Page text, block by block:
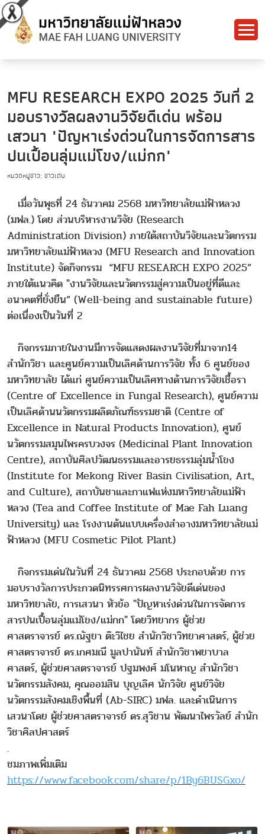
MFU RESEARCH EXPO 2025 วันที่ 2
มอบรางวัลผลงานวิจัยดีเด่น พร้อม
เสวนา "ปัญหาเร่งด่วนในการจัดการสาร
ปนเปื้อนลุ่มแม่โขง/แม่กก"
หมวดหมู่ข่าว: ข่าวเด่น
เมื่อวันพุธที่ 24 ธันวาคม 2568 มหาวิทยาลัยแม่ฟ้าหลวง
(มฟล.) โดย ส่วนบริหารงานวิจัย (Research
Administration Division) ภายใต้สถาบันวิจัยและนวัตกรรม
มหาวิทยาลัยแม่ฟ้าหลวง (MFU Research and Innovation
Institute) จัดกิจกรรม “MFU RESEARCH EXPO 2025”
ภายใต้แนวคิด "งานวิจัยและนวัตกรรมสู่ความเป็นอยู่ที่ดีและ
อนาคตที่ยั่งยืน” (Well-being and sustainable future)
ต่อเนื่องเป็นวันที่ 2
กิจกรรมภายในงานมีการจัดแสดงผลงานวิจัยที่มาจาก14
สำนักวิชา และศูนย์ความเป็นเลิศด้านการวิจัย ทั้ง 6 ศูนย์ของ
มหาวิทยาลัย ได้แก่ ศูนย์ความเป็นเลิศทางด้านการวิจัยเชื้อรา
(Centre of Excellence in Fungal Research), ศูนย์ความ
เป็นเลิศด้านนวัตกรรมผลิตภัณฑ์ธรรมชาติ (Centre of
Excellence in Natural Products Innovation), ศูนย์
นวัตกรรมสมุนไพรครบวงจร (Medicinal Plant Innovation
Centre), สถาบันศิลปวัฒนธรรมและอารยธรรมลุ่มน้ำโขง
(Institute for Mekong River Basin Civilisation, Art,
and Culture), สถาบันชาและกาแฟแห่งมหาวิทยาลัยแม่ฟ้า
หลวง (Tea and Coffee Institute of Mae Fah Luang
University) และ โรงงานต้นแบบเครื่องสำอางมหาวิทยาลัยแม่
ฟ้าหลวง (MFU Cosmetic Pilot Plant)
กิจกรรมเด่นในวันที่ 24 ธันวาคม 2568 ประกอบด้วย การ
มอบรางวัลการประกวดนิทรรศการผลงานวิจัยดีเด่นของ
มหาวิทยาลัย, การเสวนา หัวข้อ "ปัญหาเร่งด่วนในการจัดการ
สารปนเปื้อนลุ่มแม่โขง/แม่กก" โดยวิทยากร ผู้ช่วย
ศาสตราจารย์ ดร.ณัฐยา ต๊ะวิไชย สำนักวิชาวิทยาศาสตร์, ผู้ช่วย
ศาสตราจารย์ ดร.เกศมณี มูลปานันท์ สำนักวิชาพยาบาล
ศาสตร์, ผู้ช่วยศาสตราจารย์ ปฐมพงศ์ มโนหาญ สำนักวิชา
นวัตกรรมสังคม, คุณออมสิน บุญเลิศ นักวิจัย ศูนย์วิจัย
นวัตกรรมสังคมเชิงพื้นที่ (Ab-SIRC) มฟล. และดำเนินการ
เสวนาโดย ผู้ช่วยศาสตราจารย์ ดร.สุวิชาน พัฒนาไพรวัลย์ สำนัก
วิชาศิลปศาสตร์
.
ชมภาพเพิ่มเติม
https://www.facebook.com/share/p/1By6BUSGxo/